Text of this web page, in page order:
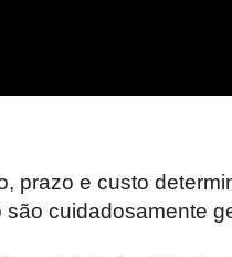
prazo e custo
cuidadosamente